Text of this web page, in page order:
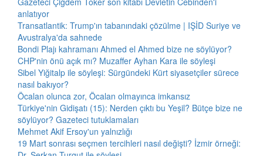
anlatıyor
Transatlantik: Trump'ın tabanındaki çözülme | IŞİD Suriye ve
Avustralya'da sahnede
Bondi Plajı kahramanı Ahmed el Ahmed bize ne söylüyor?
CHP'nin önü açık mı? Muzaffer Ayhan Kara ile söyleşi
Sibel Yiğitalp ile söyleşi: Sürgündeki Kürt siyasetçiler sürece
nasıl bakıyor?
Öcalan olunca zor, Öcalan olmayınca imkansız
Türkiye'nin Gidişatı (15): Nerden çıktı bu Yeşil? Bütçe bize ne
söylüyor? Gazeteci tutuklamaları
Mehmet Akif Ersoy'un yalnızlığı
19 Mart sonrası seçmen tercihleri nasıl değişti? İzmir örneği: